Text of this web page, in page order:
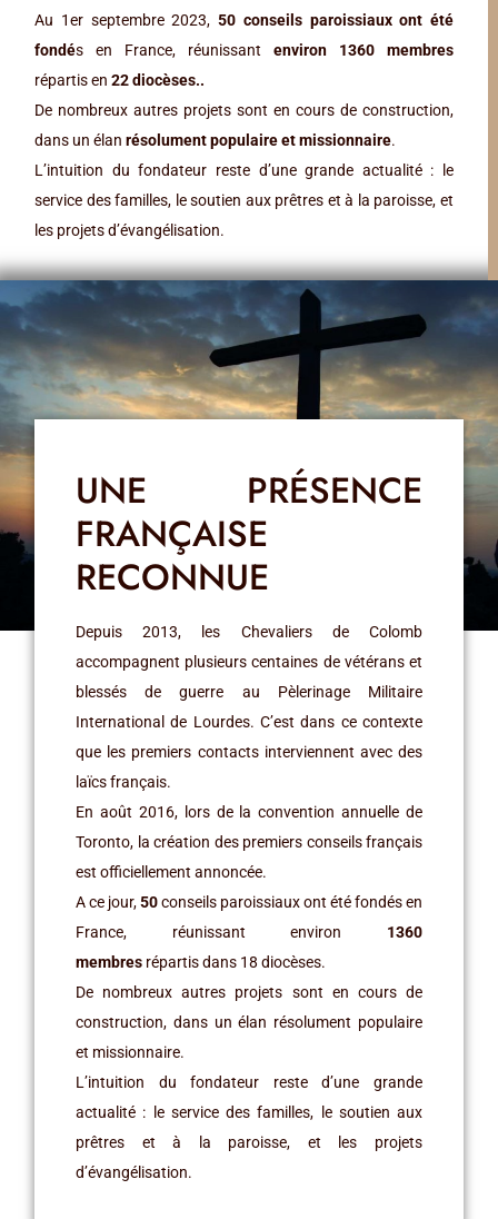
Au 1er septembre 2023, 50 conseils paroissiaux ont été
fondés en France, réunissant environ 1360 membres
répartis en 22 diocèses..
De nombreux autres projets sont en cours de construction,
dans un élan résolument populaire et missionnaire.
L’intuition du fondateur reste d’une grande actualité : le
service des familles, le soutien aux prêtres et à la paroisse, et
les projets d’évangélisation.
UNE PRÉSENCE
FRANÇAISE
RECONNUE
Depuis 2013, les Chevaliers de Colomb
accompagnent plusieurs centaines de vétérans et
blessés de guerre au Pèlerinage Militaire
International de Lourdes. C’est dans ce contexte
que les premiers contacts interviennent avec des
laïcs français.
En août 2016, lors de la convention annuelle de
Toronto, la création des premiers conseils français
est officiellement annoncée.
A ce jour,50conseils paroissiaux ont été fondés en
France, réunissant environ 1360
membres répartis dans 18 diocèses.
De nombreux autres projets sont en cours de
construction, dans un élan résolument populaire
et missionnaire.
L’intuition du fondateur reste d’une grande
actualité : le service des familles, le soutien aux
prêtres et à la paroisse, et les projets
d’évangélisation.